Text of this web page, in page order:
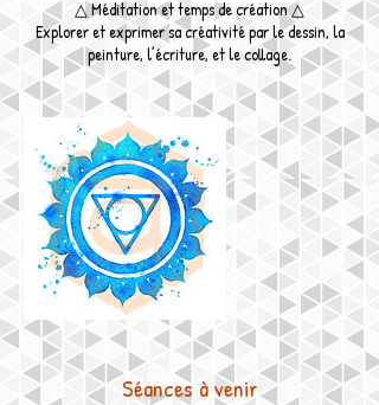
△ Méditation et temps de création △
Explorer et exprimer sa créativité par le dessin, la
Séances à venir